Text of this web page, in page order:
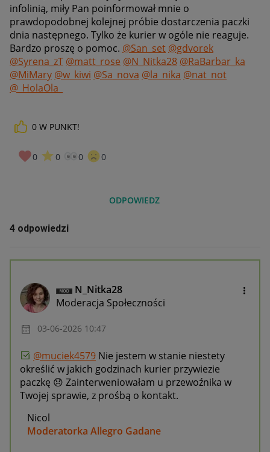
infolinią, miły Pan poinformował mnie o
prawdopodobnej kolejnej próbie dostarczenia paczki
dnia następnego. Tylko że kurier w ogóle nie reaguje.
Bardzo proszę o pomoc. @San_set @gdvorek
@Syrena_zT @matt_rose @N_Nitka28 @RaBarbar_ka
@MiMary @w_kiwi @Sa_nova @la_nika @nat_not
@_HolaOla_
0 W PUNKT!
0 0 0 0
ODPOWIEDZ
4 odpowiedzi
N_Nitka28
Moderacja Społeczności
‎03-06-2026 10:47
@muciek4579 Nie jestem w stanie niestety
określić w jakich godzinach kurier przywiezie
paczkę 😞 Zainterweniowałam u przewoźnika w
Twojej sprawie, z prośbą o kontakt.
Nicol
Moderatorka Allegro Gadane